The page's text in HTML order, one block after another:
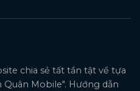
chia sẻ tất tần tật về tựa
Mobile". Hướng dẫn